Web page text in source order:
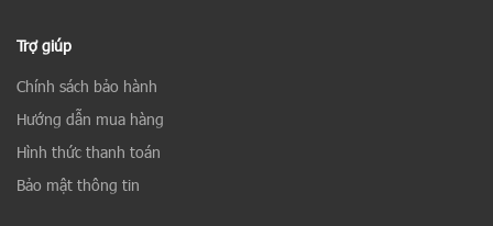
Trợ giúp
Chính sách bảo hành
Hướng dẫn mua hàng
Hình thức thanh toán
Bảo mật thông tin